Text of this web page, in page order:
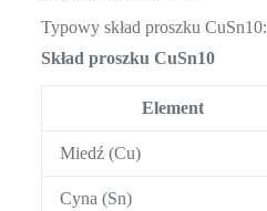
Typowy skład proszku CuSn10:
Skład proszku CuSn10
Element
Miedź (Cu)
Cyna (Sn)